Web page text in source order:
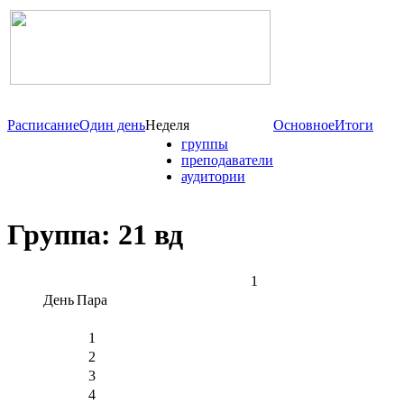
РасписаниеОдин деньНеделя ОсновноеИтоги
группы
преподаватели
аудитории
Группа: 21 вд
1
ДеньПара
1
2
3
4